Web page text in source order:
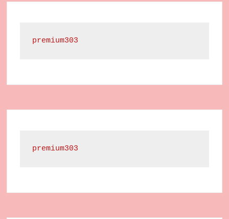
premium303
premium303